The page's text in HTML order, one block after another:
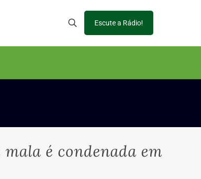
Escute a Rádio!
é condenada em